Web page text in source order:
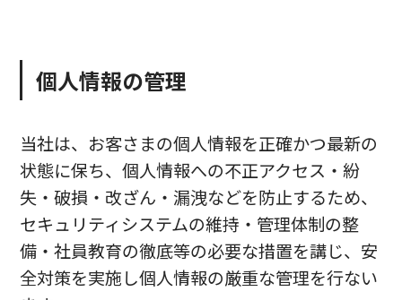
個人情報の管理
当社は、お客さまの個人情報を正確かつ最新の
状態に保ち、個人情報への不正アクセス・紛
失・破損・改ざん・漏洩などを防止するため、
セキュリティシステムの維持・管理体制の整
備・社員教育の徹底等の必要な措置を講じ、安
全対策を実施し個人情報の厳重な管理を行ない